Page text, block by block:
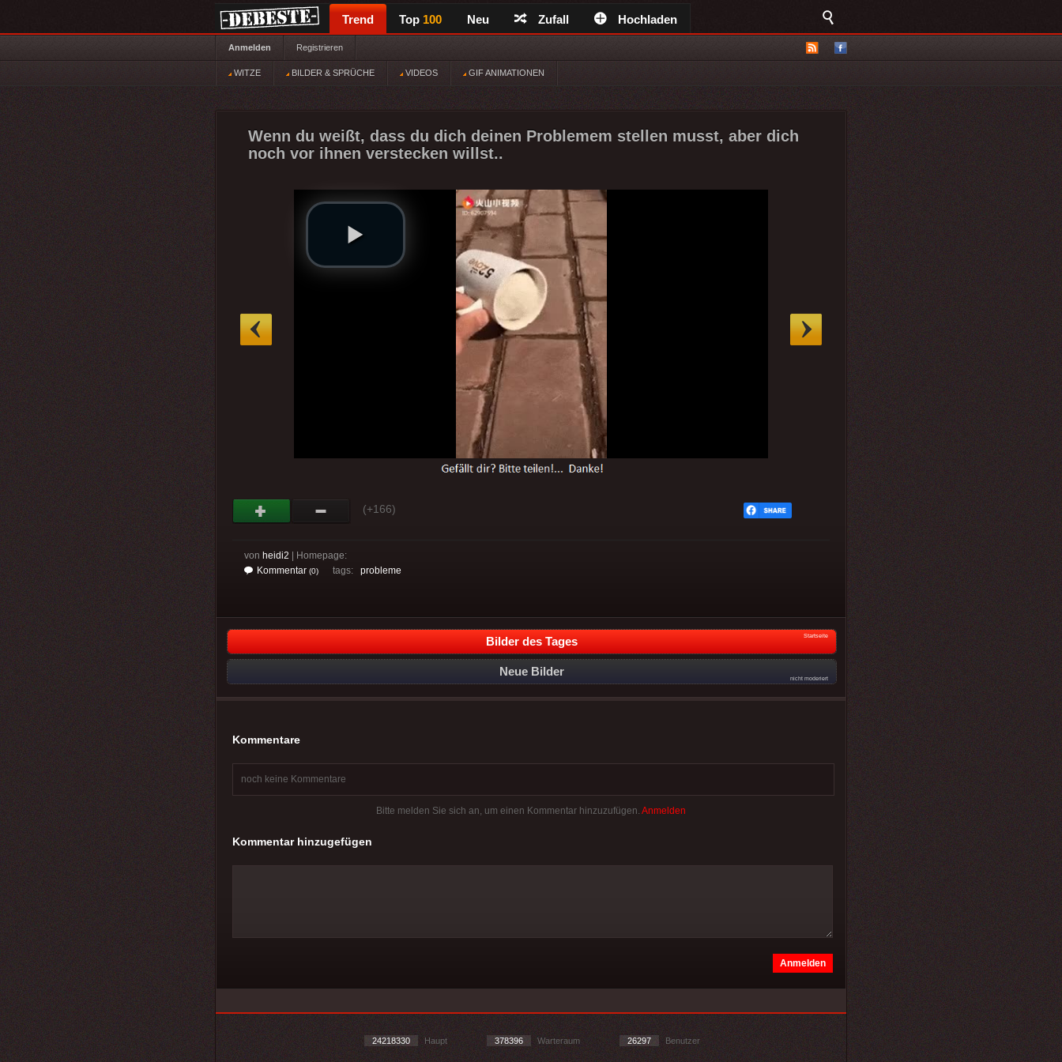
Trend Top 100 Neu Zufall Hochladen
Anmelden Registrieren
WITZE BILDER & SPRÜCHE VIDEOS GIF ANIMATIONEN
Wenn du weißt, dass du dich deinen Problemem stellen musst, aber dich
noch vor ihnen verstecken willst..
(+166)
von heidi2 | Homepage:
Kommentar (0) tags: probleme
Bilder des Tages Startseite
Neue Bilder
nicht moderiert
Kommentare
noch keine Kommentare
Bitte melden Sie sich an, um einen Kommentar hinzuzufügen. Anmelden
Kommentar hinzugefügen
24218330 Haupt 378396 Warteraum 26297 Benutzer